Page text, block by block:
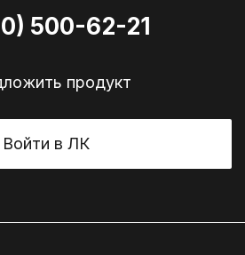
500-62-21
продукт
Войти в ЛК